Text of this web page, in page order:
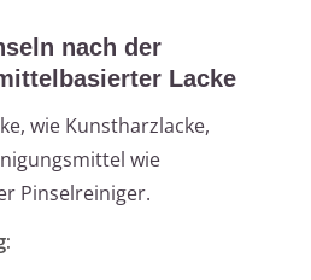
nach der
Lacke
wie Kunstharzlacke,
wie
Pinselreiniger.